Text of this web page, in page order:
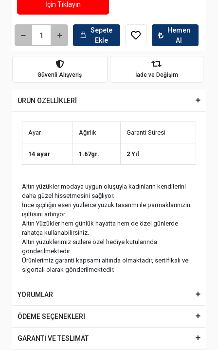
İçin Tıklayın
Sepete
Ekle
Hemen
Al
Güvenli Alışveriş İade ve Değişim
ÜRÜN ÖZELLİKLERİ
Ayar Ağırlık Garanti Süresi
14 ayar 1.67gr. 2 Yıl
Altın yüzükler modaya uygun oluşuyla kadınların kendilerini
daha güzel hissetmesini sağlıyor.
İnce işçiliğin eseri yüzlerce yüzük tasarımı ile parmaklarınızın
ışıltısını artırıyor.
Altın Yüzükler hem günlük hayatta hem de özel günlerde
rahatça kullanabilirsiniz.
Altın yüzüklerimiz sizlere özel hediye kutularında
gönderilmektedir.
Ürünlerimiz garanti kapsamı altında olmaktadır, sertifikalı ve
sigortalı olarak gönderilmektedir.
YORUMLAR
ÖDEME SEÇENEKLERİ
GARANTİ VE TESLİMAT